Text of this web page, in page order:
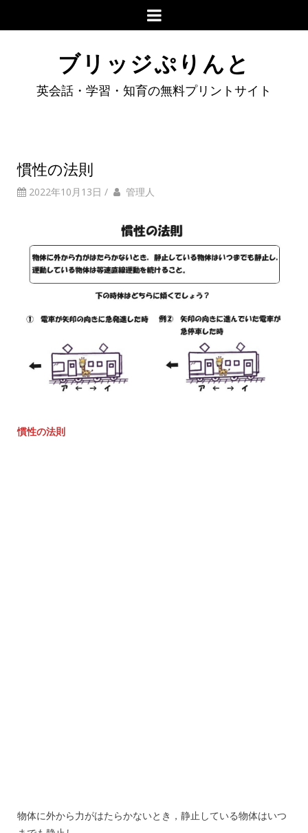
ブリッジぷりんと
英会話・学習・知育の無料プリントサイト
慣性の法則
2022年10月13日 / 管理人
慣性の法則
物体に外から力がはたらかないとき，静止している物体はいつ